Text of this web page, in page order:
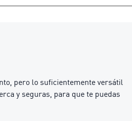
pero lo suficientemente versátil
y seguras, para que te puedas